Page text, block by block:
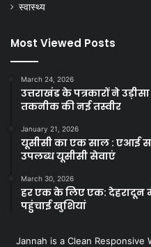
स्वास्थ्य
Most Viewed Posts
March 24, 2026
उत्तराखंड के पत्रकारों ने
तकनीक की नई तस्वीर
January 21, 2026
यूसीसी का एक साल : एआई
उपलब्ध यूसीसी सेवाएं
March 30, 2026
हर एक के लिए एक: देहरादून
पहुंचाई खुशियां
Jannah is a Clean Responsive